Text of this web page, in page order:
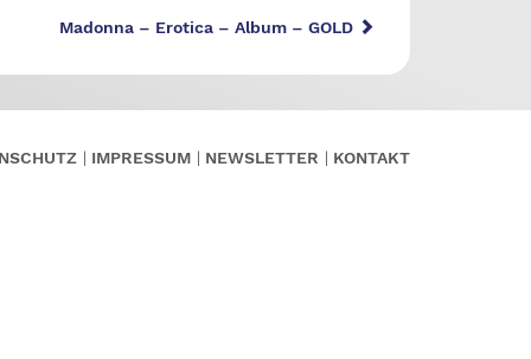
Madonna – Erotica – Album – GOLD
IMPRESSUM NEWSLETTER KONTAKT